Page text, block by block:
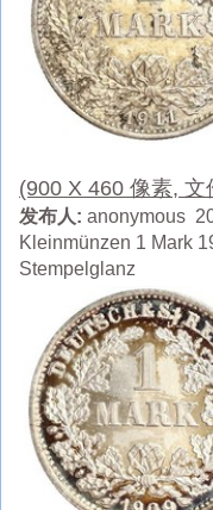
(900 X 460 像素,
发布人: anonymous
Kleinmünzen 1 Mark
Stempelglanz